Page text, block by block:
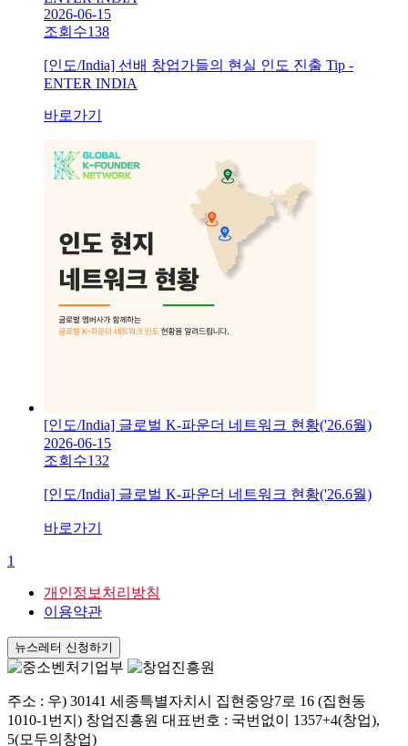
2026-06-15
조회수138
[인도/India] 선배 창업가들의 현실 인도 진출 Tip -
ENTER INDIA
바로가기
[인도/India] 글로벌 K-파운더 네트워크 현황('26.6월)
2026-06-15
조회수132
[인도/India] 글로벌 K-파운더 네트워크 현황('26.6월)
바로가기
1
개인정보처리방침
이용약관
뉴스레터 신청하기
주소 : 우) 30141 세종특별자치시 집현중앙7로 16 (집현동
1010-1번지) 창업진흥원 대표번호 : 국번없이 1357+4(창업),
5(모두의창업)